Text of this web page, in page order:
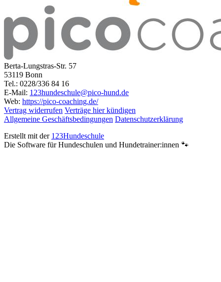
Berta-Lungstras-Str. 57
53119 Bonn
Tel.: 0228/336 84 16
E-Mail: 123hundeschule@pico-hund.de
Web: https://pico-coaching.de/
Vertrag widerrufen Verträge hier kündigen
Allgemeine Geschäftsbedingungen Datenschutzerklärung
Erstellt mit der 123Hundeschule
Die Software für Hundeschulen und Hundetrainer:innen 🐾